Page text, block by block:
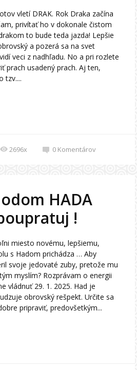
vletí DRAK. Rok Draka začína
privítať ho v dokonale čistom
to bude teda jazda! Lepšie
a pozerá sa na svet
veci z nadhľadu. No a pri rozlete
prach usadený prach. Aj ten,
tzv....
2696x 0 Komentárov
HADA
!
miesto novému, lepšiemu,
s Hadom prichádza … Aby
svoje jedovaté zuby, pretože mu
myslím? Rozprávam o energii
vládnuť 29. 1. 2025. Had je
obrovský rešpekt. Určite sa
pripraviť, predovšetkým...